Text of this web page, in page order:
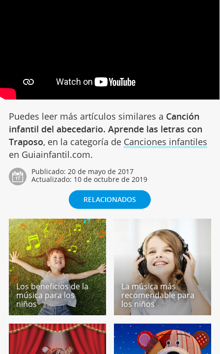
Puedes leer más artículos similares a Canción
infantil del abecedario. Aprende las letras con
Traposo, en la categoría de Canciones infantiles
en Guiainfantil.com.
Publicado: 20 de mayo de 2017
Actualizado: 10 de octubre de 2019
RELACIONADOS
Los beneficios de la
música para los
niños
La música más
recomendable para
los niños